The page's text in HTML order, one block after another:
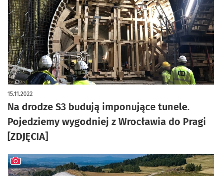
Na drodze S3 budują imponujące tunele.
Pojedziemy wygodniej z Wrocławia do Pragi
[ZDJĘCIA]
15.11.2022
artykuł z galerią zdjęć